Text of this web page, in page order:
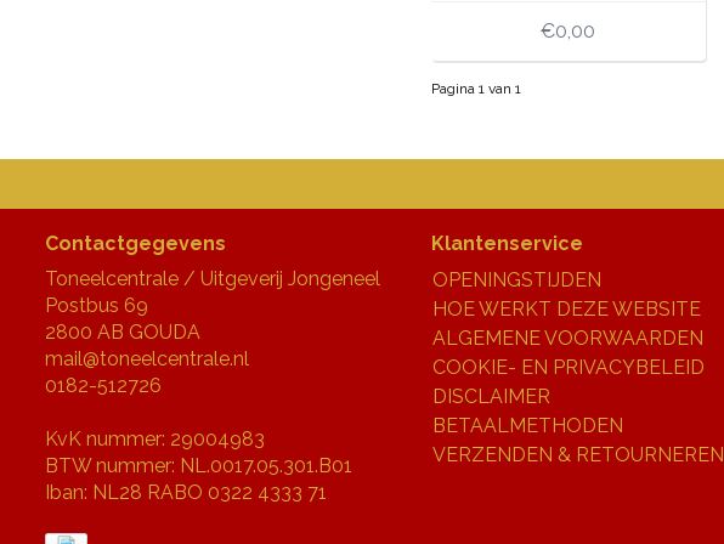
€0,00
Pagina 1 van 1
Contactgegevens
Toneelcentrale / Uitgeverij Jongeneel
Postbus 69
2800 AB GOUDA
mail@toneelcentrale.nl
0182-512726
KvK nummer: 29004983
BTW nummer: NL.0017.05.301.B01
Iban: NL28 RABO 0322 4333 71
Klantenservice
OPENINGSTIJDEN
HOE WERKT DEZE WEBSITE
ALGEMENE VOORWAARDEN
COOKIE- EN PRIVACYBELEID
DISCLAIMER
BETAALMETHODEN
VERZENDEN & RETOURNEREN